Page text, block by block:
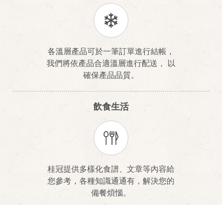
各溫層產品可於一筆訂單進行結帳，
我們將依產品合適溫層進行配送， 以
確保產品品質。
飲食生活
桂冠提供多樣化食譜、文章等內容給
您參考，各種知識通通有，解決您的
備餐煩惱。